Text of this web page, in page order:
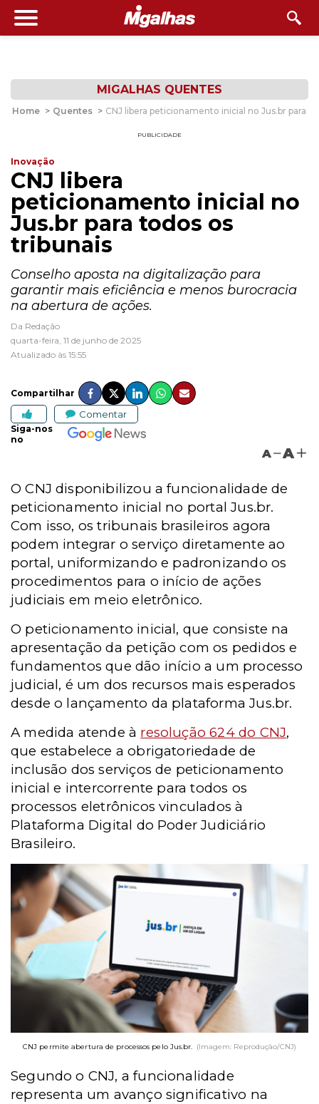
MIGALHAS QUENTES
Home > Quentes > CNJ libera peticionamento inicial no Jus.br para
PUBLICIDADE
Inovação
CNJ libera
peticionamento inicial no
Jus.br para todos os
tribunais
Conselho aposta na digitalização para
garantir mais eficiência e menos burocracia
na abertura de ações.
Da Redação
quarta-feira, 11 de junho de 2025
Atualizado às 15:55
Compartilhar
Comentar
Siga-nos
no
A A
O CNJ disponibilizou a funcionalidade de
peticionamento inicial no portal Jus.br.
Com isso, os tribunais brasileiros agora
podem integrar o serviço diretamente ao
portal, uniformizando e padronizando os
procedimentos para o início de ações
judiciais em meio eletrônico.
O peticionamento inicial, que consiste na
apresentação da petição com os pedidos e
fundamentos que dão início a um processo
judicial, é um dos recursos mais esperados
desde o lançamento da plataforma Jus.br.
A medida atende à resolução 624 do CNJ,
que estabelece a obrigatoriedade de
inclusão dos serviços de peticionamento
inicial e intercorrente para todos os
processos eletrônicos vinculados à
Plataforma Digital do Poder Judiciário
Brasileiro.
CNJ permite abertura de processos pelo Jus.br. (Imagem: Reprodução/CNJ)
Segundo o CNJ, a funcionalidade
representa um avanço significativo na